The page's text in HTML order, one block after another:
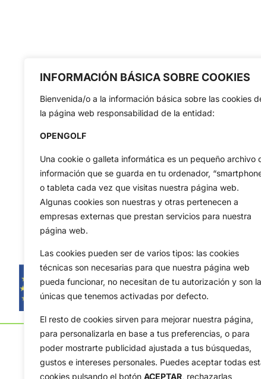
INFORMACIÓN BÁSICA SOBRE COOKIES
Bienvenida/o a la información básica sobre las cookies
la página web responsabilidad de la entidad:
OPENGOLF
Una cookie o galleta informática es un pequeño archivo
información que se guarda en tu ordenador,
o tableta cada vez que visitas nuestra página web.
Algunas cookies son nuestras y otras pertenecen a
empresas externas que prestan servicios para nuestra
página web.
Las cookies pueden ser de varios tipos: las cookies
técnicas son necesarias para que nuestra página web
pueda funcionar, no necesitan de tu autorización y son
únicas que tenemos activadas por defecto.
El resto de cookies sirven para mejorar nuestra página,
para personalizarla en base a tus preferencias, o para
poder mostrarte publicidad ajustada a tus búsquedas,
gustos e intereses personales. Puedes aceptar todas
cookies pulsando el botón ACEPTAR, rechazarlas